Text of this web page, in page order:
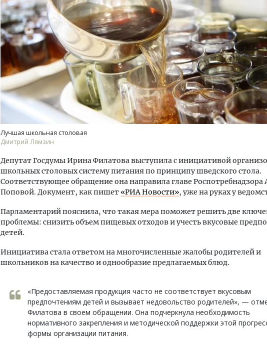
Лучшая школьная столовая
Дмитрий Лямзин
Депутат Госдумы Ирина Филатова выступила с инициативой
школьных столовых систему питания по принципу шведского стола.
Соответствующее обращение она направила главе Роспотребнадзора
Поповой. Документ, как пишет«РИА Новости», уже на руках у
Парламентарий пояснила, что такая мера поможет решить две
проблемы: снизить объем пищевых отходов и учесть вкусовые
детей.
Инициатива стала ответом на многочисленные жалобы родителей и
школьников на качество и однообразие предлагаемых блюд.
«Предоставляемая продукция часто не соответствует вкусовым
предпочтениям детей и вызывает недовольство родителей», —
Филатова в своем обращении. Она подчеркнула необходимость
нормативного закрепления и методической поддержки этой
формы организации питания.
Двухуровневые номера и
Каким будет новый
«Белкур» в Белокурихе